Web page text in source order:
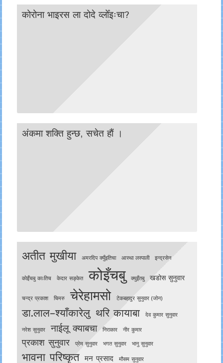
कोरोना भाइरस ला दोदे व्लोँइःचा?
अंकमा शक्ति हुन्छ, सचेत हाैं ।
अतीत मुखीया अमरदिप क्युँइतिचा आस्था लस्पाली इन्द्रसेन
काेइँचबु काःतिच केदार सङ्केत कोइँचबु क्युइँतबु खडोस सुनुवार
चन्द्र प्रकाश चिमरु चेरेहामसो टेकबहादुर सुनुवार (जोन)
डा.लाल–श्याँकारेलु थरि कायाबा देव कुमार सुनुवार
नरेश सुनुवार नाईलू क्याबचा निराकार नीर कुमार
प्रकाश सुनुवार प्रेम सुनुवार भगत सुनुवार भानु सुनुवार
भावना परिष्कृत मन प्रसाद मौसम सुनुवार